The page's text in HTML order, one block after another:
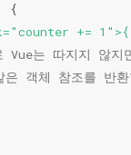
{
+=
Vue는 따지지 않지
객체 참조를 반